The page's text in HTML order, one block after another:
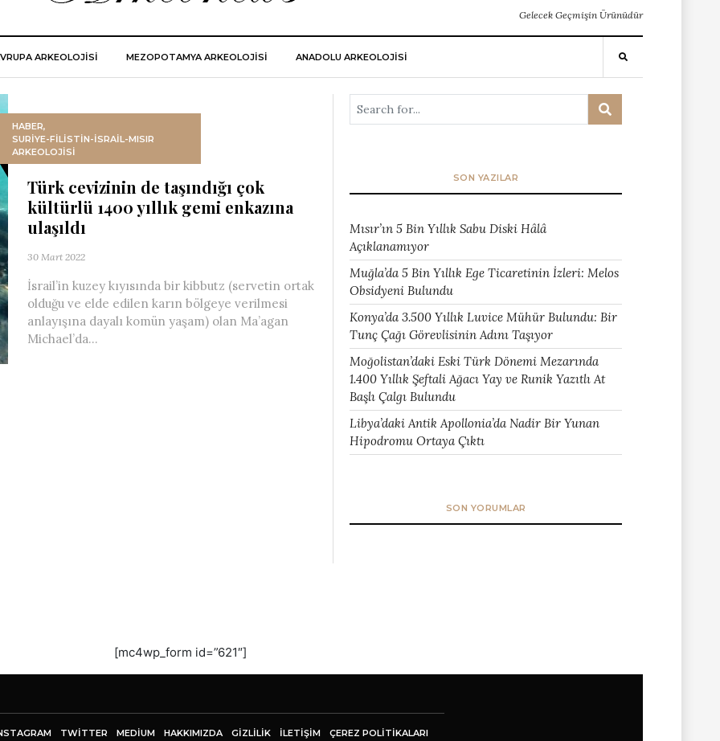
Gelecek Geçmişin Ürünüdür
ARKEOLOJISI MEZOPOTAMYA ARKEOLOJISI ANADOLU ARKEOLOJİSİ
HABER,
SURIYE-FILISTIN-İSRAIL-MISIR
ARKEOLOJISI
Türk cevizinin de taşındığı çok
kültürlü 1400 yıllık gemi enkazına
ulaşıldı
30 Mart 2022
İsrail’in kuzey kıyısında bir kibbutz (servetin ortak
olduğu ve elde edilen karın bölgeye verilmesi
anlayışına dayalı komün yaşam) olan Ma’agan
Michael’da...
SON YAZILAR
Mısır’ın 5 Bin Yıllık Sabu Diski Hâlâ
Açıklanamıyor
Muğla’da 5 Bin Yıllık Ege Ticaretinin İzleri: Melos
Obsidyeni Bulundu
Konya’da 3.500 Yıllık Luvice Mühür Bulundu: Bir
Tunç Çağı Görevlisinin Adını Taşıyor
Moğolistan’daki Eski Türk Dönemi Mezarında
1.400 Yıllık Şeftali Ağacı Yay ve Runik Yazıtlı At
Başlı Çalgı Bulundu
Libya’daki Antik Apollonia’da Nadir Bir Yunan
Hipodromu Ortaya Çıktı
SON YORUMLAR
[mc4wp_form id=”621″]
TWITTER MEDIUM HAKKIMIZDA GİZLİLİK İLETIŞIM ÇEREZ POLITIKALARI